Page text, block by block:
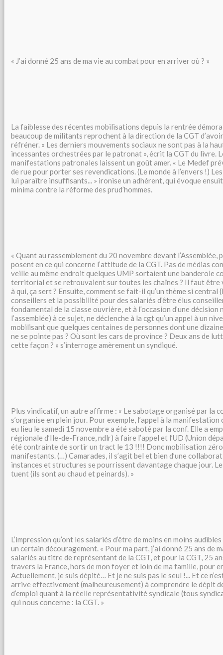
« J’ai donné 25 ans de ma vie au combat pour en arriver où ? »
La faiblesse des récentes mobilisations depuis la rentrée
beaucoup de militants reprochent à la direction de la CGT
réfréner. « Les derniers mouvements sociaux ne sont pas à la
incessantes orchestrées par le patronat », écrit la CGT du livre.
manifestations patronales laissent un goût amer. « Le Medef
de rue pour porter ses revendications. (Le monde à l’envers !)
lui paraître insuffisants... » ironise un adhérent, qui évoque
minima contre la réforme des prud’hommes.
« Quant au rassemblement du 20 novembre devant l’Assemblée,
posent en ce qui concerne l’attitude de la CGT. Pas de médias
veille au même endroit quelques UMP sortaient une banderole
territorial et se retrouvaient sur toutes les chaînes ? Il faut être
à qui, ça sert ? Ensuite, comment se fait-il qu’un thème si central
conseillers et la possibilité pour des salariés d’être élus
fondamental de la classe ouvrière, et à l’occasion d’une
l’assemblée) à ce sujet, ne déclenche à la cgt qu’un appel à un
mobilisant que quelques centaines de personnes dont une
ne se pointe pas ? Où sont les cars de province ? Deux ans de
cette façon ? » s’interroge amèrement un syndiqué.
Plus vindicatif, un autre affirme : « Le sabotage organisé par la
s’organise en plein jour. Pour exemple, l’appel à la
eu lieu le samedi 15 novembre a été saboté par la conf. Elle a
régionale d’Ile-de-France, ndlr) à faire l’appel et l’UD (Union
été contrainte de sortir un tract le 13 !!!! Donc mobilisation
manifestants. (…) Camarades, il s’agit bel et bien d’une
instances et structures se pourrissent davantage chaque jour.
tuent (ils sont au chaud et peinards). »
L’impression qu’ont les salariés d’être de moins en moins
un certain découragement. « Pour ma part, j’ai donné 25 ans de
salariés au titre de représentant de la CGT, et pour la CGT, 25
travers la France, hors de mon foyer et loin de ma famille, pour
Actuellement, je suis dépité… Et je ne suis pas le seul !... Et ce
arrive effectivement (malheureusement) à comprendre le dépit
d’emploi quant à la réelle représentativité syndicale (tous
qui nous concerne : la CGT. »